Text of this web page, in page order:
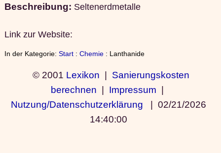
Beschreibung: Seltenerdmetalle
Link zur Website:
In der Kategorie: Start: Chemie: Lanthanide
© 2001 Lexikon | Sanierungskosten
berechnen | Impressum |
Nutzung/Datenschutzerklärung | 02/21/2026
14:40:00